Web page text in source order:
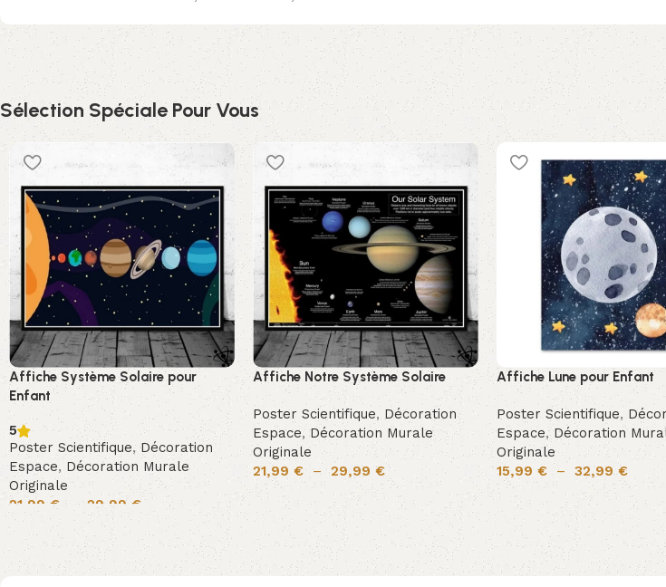
Sélection Spéciale Pour Vous
Affiche Système Solaire pour
Enfant
5
Poster Scientifique, Décoration
Espace, Décoration Murale
Originale
21,99 € – 29,99 €
Affiche Notre Système Solaire
Poster Scientifique, Décoration
Espace,Décoration Murale
Originale
21,99 € – 29,99€
Affiche Lune pour Enfant
Poster Scientifique,
Espace,Décoration
Originale
15,99 € – 32,99€